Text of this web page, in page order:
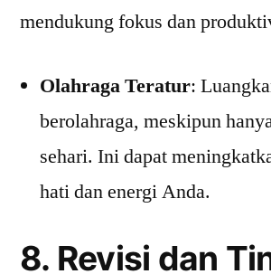
mendukung fokus dan
Olahraga Teratur:
berolahraga, meskipun
sehari. Ini dapat
hati dan energi Anda.
8. Revisi dan